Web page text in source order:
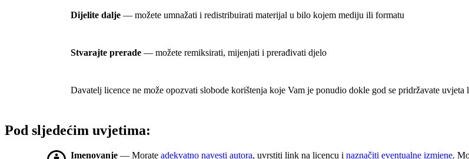
Dijelite dalje — možete umnažati i redistribuirati materijal u bilo kojem mediju ili formatu
Stvarajte prerade — možete remiksirati, mijenjati i prerađivati djelo
Davatelj licence ne može opozvati slobode korištenja koje Vam je ponudio dokle god se pridržavate uvjeta
Pod sljedećim uvjetima:
Imenovanje — Morate adekvatno navesti autora, uvrstiti link na licencu i naznačiti eventualne izmjene.